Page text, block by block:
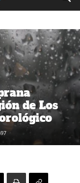
de Los